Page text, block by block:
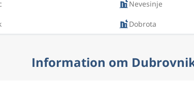
Nevesinje
Dobrota
Information om